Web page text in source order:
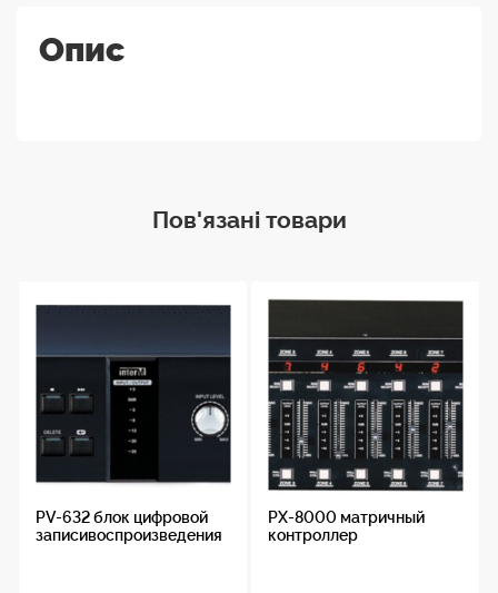
Опис
Пов'язані товари
PV-632 блок цифровой
записивоспроизведения
PX-8000 матричный
контроллер